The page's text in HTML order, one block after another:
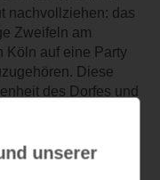
nachvollziehen: das
Zweifeln am
Köln auf eine Party
Diese
des Dorfes und
eine der
Ich
unserer